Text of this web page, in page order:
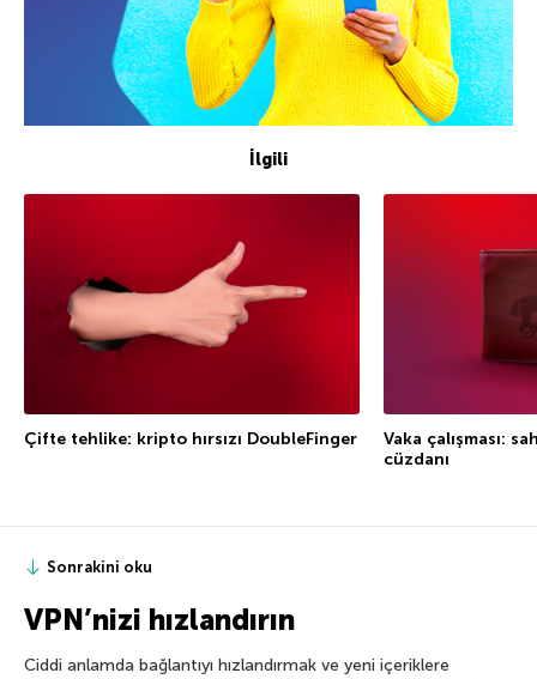
İlgili
Çifte tehlike: kripto hırsızı DoubleFinger
Vaka çalışması:
cüzdanı
Sonrakini oku
VPN’nizi hızlandırın
Ciddi anlamda bağlantıyı hızlandırmak ve yeni içeriklere